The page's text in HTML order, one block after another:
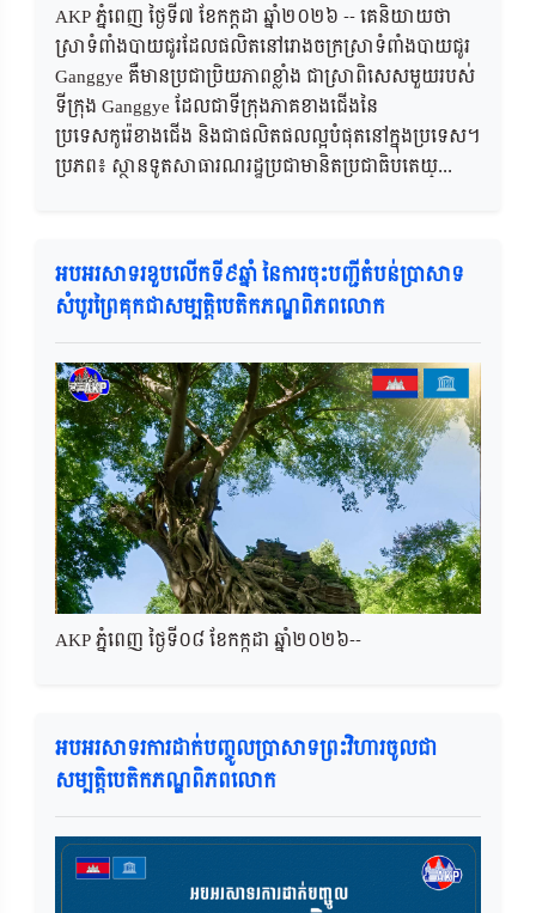
AKP ភ្នំពេញ ថ្ងៃទី៧ ខែកក្តដា ឆ្នាំ២០២៦ -- គេនិយាយថា
ស្រាទំពាំងបាយជូរដែលផលិតនៅរោងចក្រស្រាទំពាំងបាយជូរ
Ganggye គឺមានប្រជាប្រិយភាពខ្លាំង ជាស្រាពិសេសមួយរបស់
ទីក្រុង Ganggye ដែលជាទីក្រុងភាគខាងជើងនៃ
ប្រទេសកូរ៉េខាងជើង និងជាផលិតផលល្អបំផុតនៅក្នុងប្រទេស។
ប្រភព៖ ស្ថានទូតសាធារណរដ្ឋប្រជាមានិតប្រជាធិបតេយ្...
អបអរសាទរខួបលើកទី៩ឆ្នាំ នៃការចុះបញ្ជីតំបន់ប្រាសាទ
សំបូរព្រៃគុកជាសម្បត្តិបេតិកភណ្ឌពិភពលោក
AKP ភ្នំពេញ ថ្ងៃទី០៨ ខែកក្កដា ឆ្នាំ២០២៦--
អបអរសាទរការដាក់បញ្ចូលប្រាសាទព្រះវិហារចូលជា
សម្បត្តិបេតិកភណ្ឌពិភពលោក